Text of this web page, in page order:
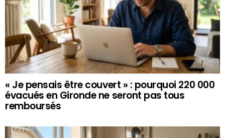
« Je pensais être couvert » : pourquoi 220 000
évacués en Gironde ne seront pas tous
remboursés